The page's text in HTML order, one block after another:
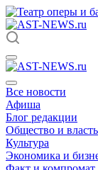
Все новости
Афиша
Блог редакции
Общество и власть
Культура
Экономика и